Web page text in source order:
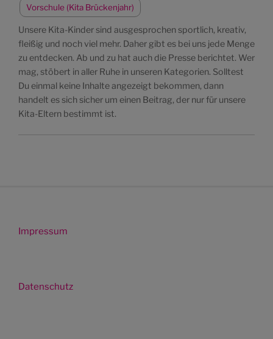
Vorschule (Kita Brückenjahr)
Unsere Kita-Kinder sind ausgesprochen sportlich, kreativ,
fleißig und noch viel mehr. Daher gibt es bei uns jede Menge
zu entdecken. Ab und zu hat auch die Presse berichtet. Wer
mag, stöbert in aller Ruhe in unseren Kategorien. Solltest
Du einmal keine Inhalte angezeigt bekommen, dann
handelt es sich sicher um einen Beitrag, der nur für unsere
Kita-Eltern bestimmt ist.
Impressum
Datenschutz